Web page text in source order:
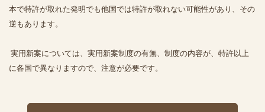
本で特許が取れた発明でも他国では特許が取れない可能性があり、その
逆もあります。
実用新案については、実用新案制度の有無、制度の内容が、特許以上
に各国で異なりますので、注意が必要です。